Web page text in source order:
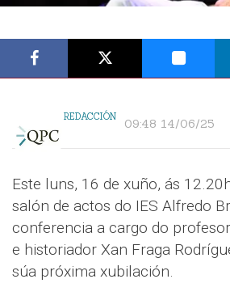
REDACCIÓN 09:48 14/06/25
Este luns, 16 de xuño, ás
salón de actos do IES Alfredo
conferencia a cargo do
e historiador Xan Fraga
súa próxima xubilación.